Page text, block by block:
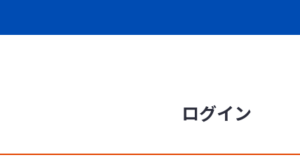
ログイン